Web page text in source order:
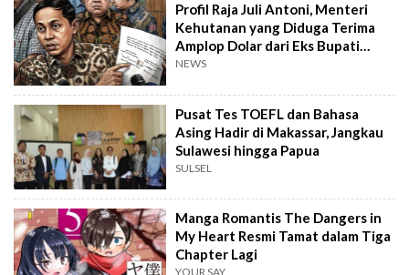
Profil Raja Juli Antoni, Menteri
Kehutanan yang Diduga Terima
Amplop Dolar dari Eks Bupati
Kuansing
NEWS
Pusat Tes TOEFL dan Bahasa
Asing Hadir di Makassar, Jangkau
Sulawesi hingga Papua
SULSEL
Manga Romantis The Dangers in
My Heart Resmi Tamat dalam Tiga
Chapter Lagi
YOUR SAY